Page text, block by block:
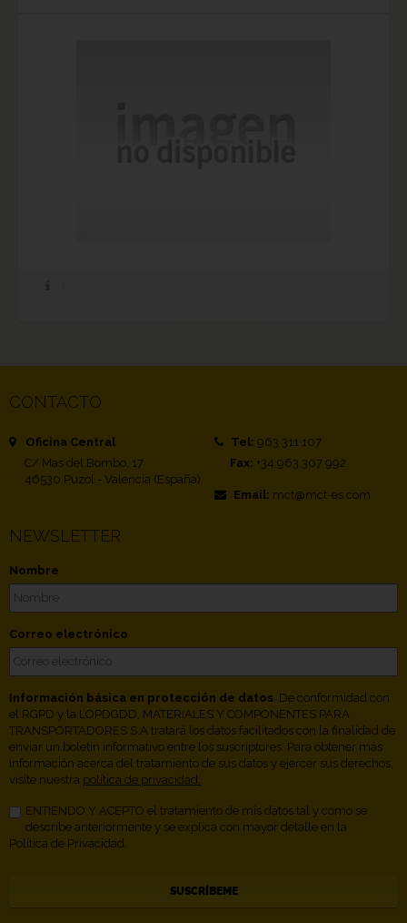
CONTACTO
Oficina Central
C/ Mas del Bombo, 17
46530 Puzol - Valencia (España)
Tel: 963 311 107
Fax: +34 963 307 992
Email: mct@mct-es.com
NEWSLETTER
Nombre
Correo electrónico
Información básica en protección de datos . De conformidad con
el RGPD y la LOPDGDD, MATERIALES Y COMPONENTES PARA
TRANSPORTADORES S.A tratará los datos facilitados con la finalidad de
enviar un boletín informativo entre los suscriptores. Para obtener más
información acerca del tratamiento de sus datos y ejercer sus derechos,
visite nuestra política de privacidad.
ENTIENDO Y ACEPTO el tratamiento de mis datos tal y como se
describe anteriormente y se explica con mayor detalle en la
Política de Privacidad.